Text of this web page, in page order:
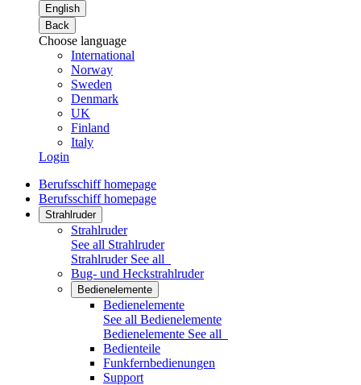
English
Back
Choose language
International
Norway
Sweden
Denmark
UK
Finland
Italy
Login
Berufsschiff homepage
Berufsschiff homepage
Strahlruder
Strahlruder
See all Strahlruder
Strahlruder See all
Bug- und Heckstrahlruder
Bedienelemente
Bedienelemente
See all Bedienelemente
Bedienelemente See all
Bedienteile
Funkfernbedienungen
Support